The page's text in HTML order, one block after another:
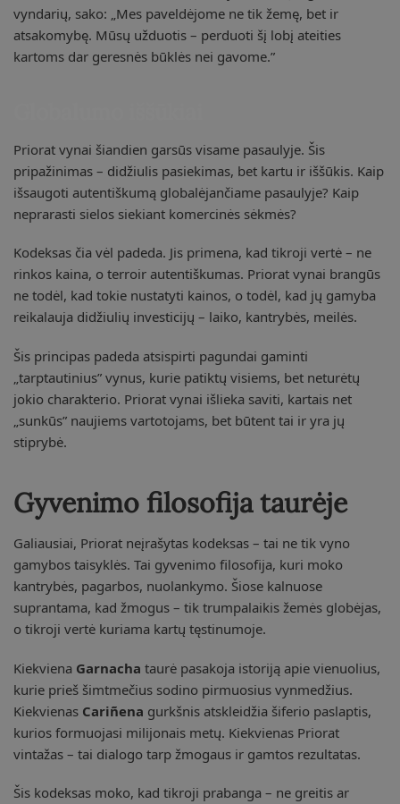
vyndarių, sako: „Mes paveldėjome ne tik žemę, bet ir
atsakomybę. Mūsų užduotis – perduoti šį lobį ateities
kartoms dar geresnės būklės nei gavome.”
Priorat vynai šiandien garsūs visame pasaulyje. Šis
pripažinimas – didžiulis pasiekimas, bet kartu ir iššūkis. Kaip
išsaugoti autentiškumą globalėjančiame pasaulyje? Kaip
neprarasti sielos siekiant komercinės sėkmės?
Kodeksas čia vėl padeda. Jis primena, kad tikroji vertė – ne
rinkos kaina, o terroir autentiškumas. Priorat vynai brangūs
ne todėl, kad tokie nustatyti kainos, o todėl, kad jų gamyba
reikalauja didžiulių investicijų – laiko, kantrybės, meilės.
Šis principas padeda atsispirti pagundai gaminti
„tarptautinius” vynus, kurie patiktų visiems, bet neturėtų
jokio charakterio. Priorat vynai išlieka saviti, kartais net
„sunkūs” naujiems vartotojams, bet būtent tai ir yra jų
stiprybė.
Gyvenimo filosofija taurėje
Galiausiai, Priorat neįrašytas kodeksas – tai ne tik vyno
gamybos taisyklės. Tai gyvenimo filosofija, kuri moko
kantrybės, pagarbos, nuolankymo. Šiose kalnuose
suprantama, kad žmogus – tik trumpalaikis žemės globėjas,
o tikroji vertė kuriama kartų tęstinumoje.
Kiekviena Garnacha taurė pasakoja istoriją apie vienuolius,
kurie prieš šimtmečius sodino pirmuosius vynmedžius.
Kiekvienas Cariñena gurkšnis atskleidžia šiferio paslaptis,
kurios formuojasi milijonais metų. Kiekvienas Priorat
vintažas – tai dialogo tarp žmogaus ir gamtos rezultatas.
Šis kodeksas moko, kad tikroji prabanga – ne greitis ar